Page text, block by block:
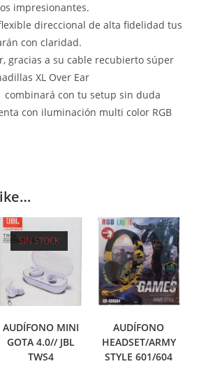
impresionantes.
direccional de alta fidelidad tus
con claridad.
gracias a su cable recubierto súper
XL Over Ear
combinará con tu setup sin duda
con iluminación multi color RGB
SIN STOCK
AUDÍFONO MINI
GOTA 4.0// JBL
TWS4
AUDÍFONO
HEADSET/ARMY
STYLE 601/604